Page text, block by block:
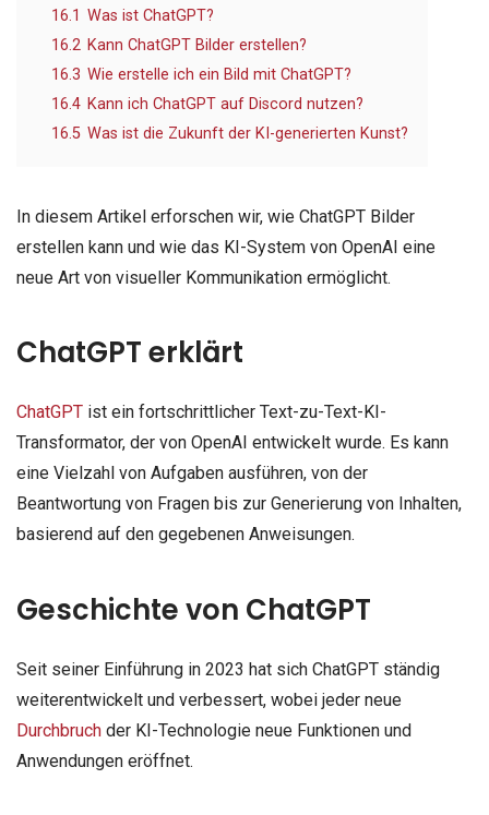
16.1 Was ist ChatGPT?
16.2 Kann ChatGPT Bilder erstellen?
16.3 Wie erstelle ich ein Bild mit ChatGPT?
16.4 Kann ich ChatGPT auf Discord nutzen?
16.5 Was ist die Zukunft der KI-generierten Kunst?
In diesem Artikel erforschen wir, wie ChatGPT Bilder
erstellen kann und wie das KI-System von OpenAI eine
neue Art von visueller Kommunikation ermöglicht.
ChatGPT erklärt
ChatGPT ist ein fortschrittlicher Text-zu-Text-KI-
Transformator, der von OpenAI entwickelt wurde. Es kann
eine Vielzahl von Aufgaben ausführen, von der
Beantwortung von Fragen bis zur Generierung von Inhalten,
basierend auf den gegebenen Anweisungen.
Geschichte von ChatGPT
Seit seiner Einführung in 2023 hat sich ChatGPT ständig
weiterentwickelt und verbessert, wobei jeder neue
Durchbruch der KI-Technologie neue Funktionen und
Anwendungen eröffnet.